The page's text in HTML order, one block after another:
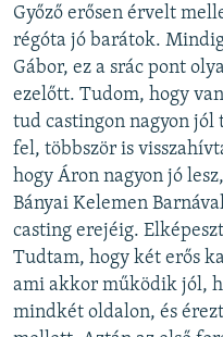
Győző erősen érvelt
régóta jó barátok.
Gábor, ez a srác pont
ezelőtt. Tudom, hogy
tud castingon nagyon
fel, többször is
hogy Áron nagyon jó
Bányai Kelemen
casting erejéig.
Tudtam, hogy két erős
ami akkor működik jól,
mindkét oldalon, és